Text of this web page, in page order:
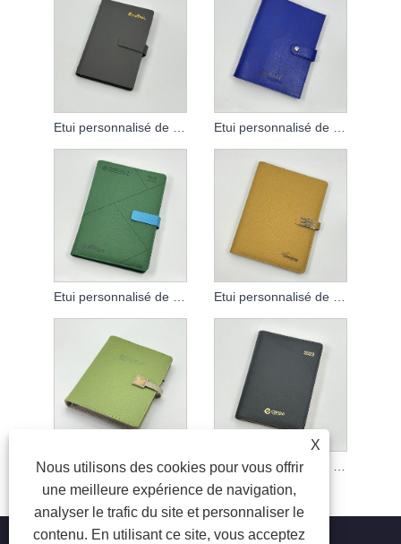
Etui personnalisé de carnet à feuilles mobiles
X
Nous utilisons des cookies pour vous offrir
une meilleure expérience de navigation,
analyser le trafic du site et personnaliser le
contenu. En utilisant ce site, vous acceptez